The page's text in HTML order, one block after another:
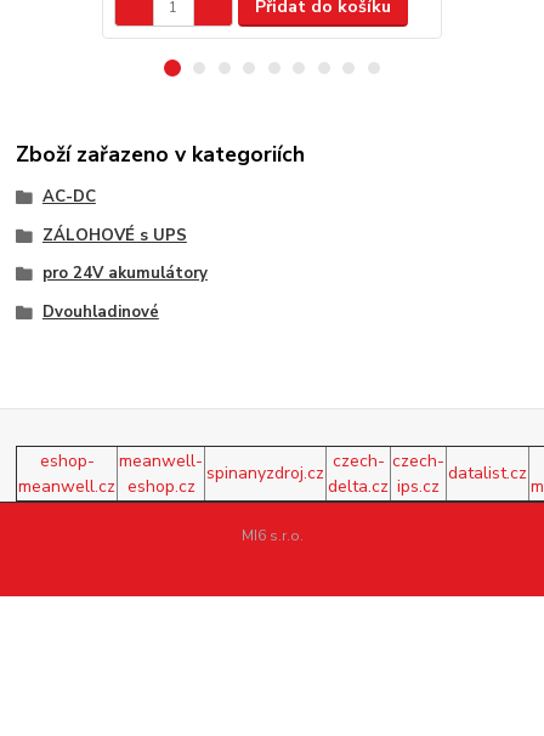
Přidat do košíku
Zboží zařazeno v kategoriích
AC-DC
ZÁLOHOVÉ s UPS
pro 24V akumulátory
Dvouhladinové
eshop-
meanwell.cz
meanwell-
eshop.cz
spinanyzdroj.cz
czech-
delta.cz
czech-
ips.cz
datalist.cz
MI6 s.r.o.